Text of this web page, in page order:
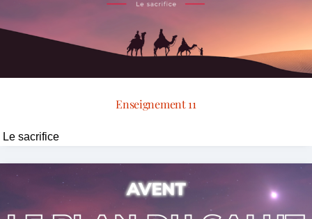
Enseignement 11
Le sacrifice